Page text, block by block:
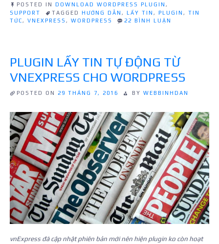
lấy
tin
từ
plugin
“Lay
Tin
vnExpress
cho
POSTED IN DOWNLOAD WORDPRESS PLUGIN ,
SUPPORT
TAGGED HƯỚNG DẪN , LẤY TIN , PLUGIN , TIN
TỨC, VNEXPRESS , WORDPRESS 22 BÌNH LUẬN
TỪ
VNEXPRESS
BẰNG
PLUGIN
“LAY
CHO
WORDPRESS”
PLUGIN LẤY TIN TỰ ĐỘNG TỪ
VNEXPRESS CHO WORDPRESS
POSTED ON 29 THÁNG 7, 2016 BY WEBBINHDAN
vnExpress đã cập nhật phiên bản mới nên hiện plugin ko còn hoạt